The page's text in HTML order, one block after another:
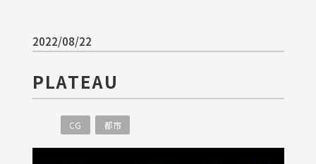
2022/08/22
PLATEAU
CG 都市